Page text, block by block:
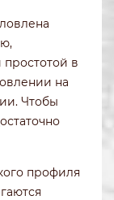
в
на
Чтобы
профиля